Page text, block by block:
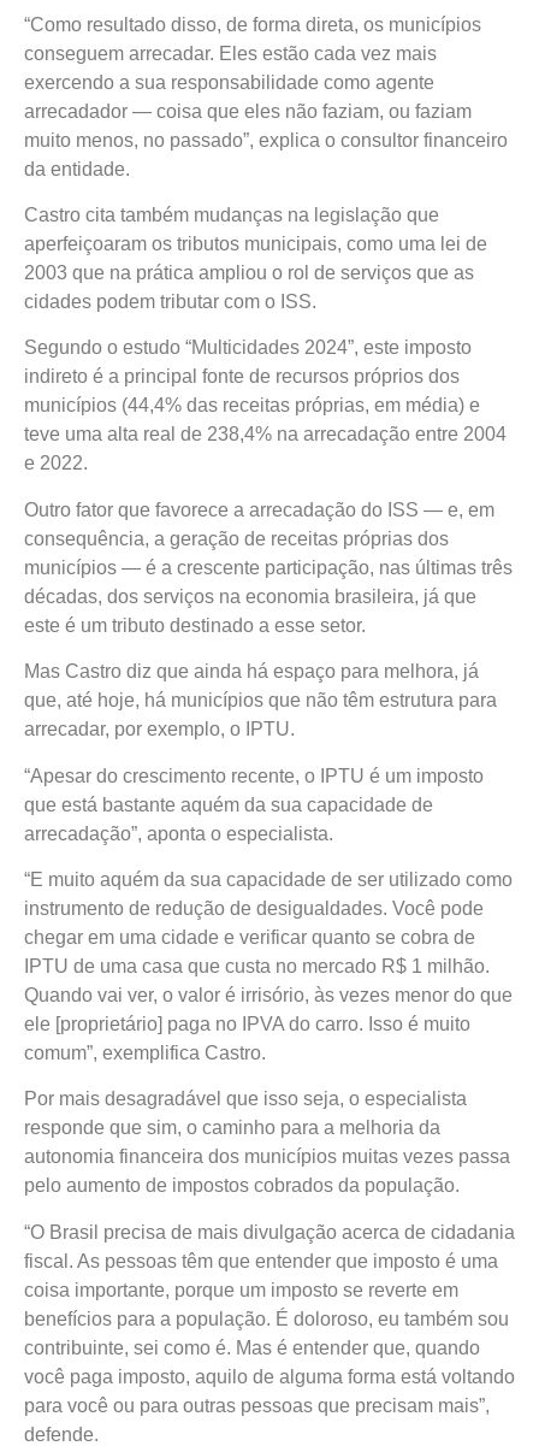
“Como resultado disso, de forma direta, os municípios
conseguem arrecadar. Eles estão cada vez mais
exercendo a sua responsabilidade como agente
arrecadador — coisa que eles não faziam, ou faziam
muito menos, no passado”, explica o consultor financeiro
da entidade.
Castro cita também mudanças na legislação que
aperfeiçoaram os tributos municipais, como uma lei de
2003 que na prática ampliou o rol de serviços que as
cidades podem tributar com o ISS.
Segundo o estudo “Multicidades 2024”, este imposto
indireto é a principal fonte de recursos próprios dos
municípios (44,4% das receitas próprias, em média) e
teve uma alta real de 238,4% na arrecadação entre 2004
e 2022.
Outro fator que favorece a arrecadação do ISS — e, em
consequência, a geração de receitas próprias dos
municípios — é a crescente participação, nas últimas três
décadas, dos serviços na economia brasileira, já que
este é um tributo destinado a esse setor.
Mas Castro diz que ainda há espaço para melhora, já
que, até hoje, há municípios que não têm estrutura para
arrecadar, por exemplo, o IPTU.
“Apesar do crescimento recente, o IPTU é um imposto
que está bastante aquém da sua capacidade de
arrecadação”, aponta o especialista.
“E muito aquém da sua capacidade de ser utilizado como
instrumento de redução de desigualdades. Você pode
chegar em uma cidade e verificar quanto se cobra de
IPTU de uma casa que custa no mercado R$ 1 milhão.
Quando vai ver, o valor é irrisório, às vezes menor do que
ele [proprietário] paga no IPVA do carro. Isso é muito
comum”, exemplifica Castro.
Por mais desagradável que isso seja, o especialista
responde que sim, o caminho para a melhoria da
autonomia financeira dos municípios muitas vezes passa
pelo aumento de impostos cobrados da população.
“O Brasil precisa de mais divulgação acerca de cidadania
fiscal. As pessoas têm que entender que imposto é uma
coisa importante, porque um imposto se reverte em
benefícios para a população. É doloroso, eu também sou
contribuinte, sei como é. Mas é entender que, quando
você paga imposto, aquilo de alguma forma está voltando
para você ou para outras pessoas que precisam mais”,
defende.